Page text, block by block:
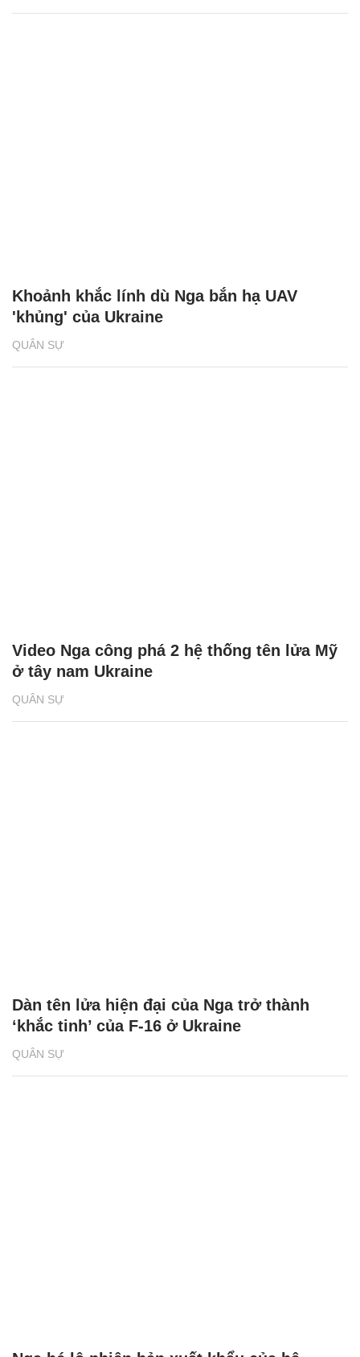
QUÂN SỰ
Khoảnh khắc lính dù Nga bắn hạ UAV
'khủng' của Ukraine
QUÂN SỰ
Video Nga công phá 2 hệ thống tên lửa Mỹ
ở tây nam Ukraine
QUÂN SỰ
Dàn tên lửa hiện đại của Nga trở thành
‘khắc tinh’ của F-16 ở Ukraine